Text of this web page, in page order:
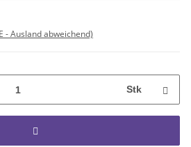
- Ausland abweichend)
Stk